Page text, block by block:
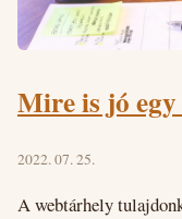
Mire is jó
2022. 07. 25.
A webtárhely